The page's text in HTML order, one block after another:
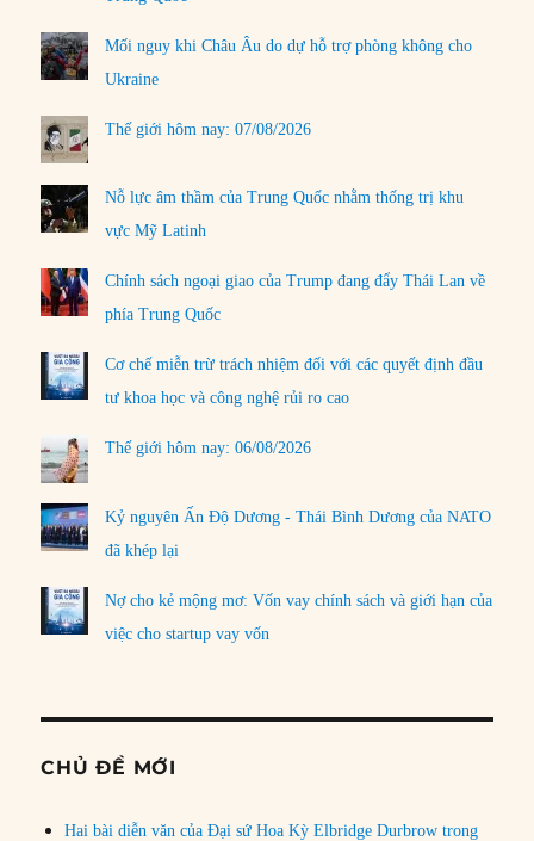
Mối nguy khi Châu Âu do dự hỗ trợ phòng không cho
Ukraine
Thế giới hôm nay: 07/08/2026
Nỗ lực âm thầm của Trung Quốc nhằm thống trị khu
vực Mỹ Latinh
Chính sách ngoại giao của Trump đang đẩy Thái Lan về
phía Trung Quốc
Cơ chế miễn trừ trách nhiệm đối với các quyết định đầu
tư khoa học và công nghệ rủi ro cao
Thế giới hôm nay: 06/08/2026
Kỷ nguyên Ấn Độ Dương - Thái Bình Dương của NATO
đã khép lại
Nợ cho kẻ mộng mơ: Vốn vay chính sách và giới hạn của
việc cho startup vay vốn
CHỦ ĐỀ MỚI
Hai bài diễn văn của Đại sứ Hoa Kỳ Elbridge Durbrow trong